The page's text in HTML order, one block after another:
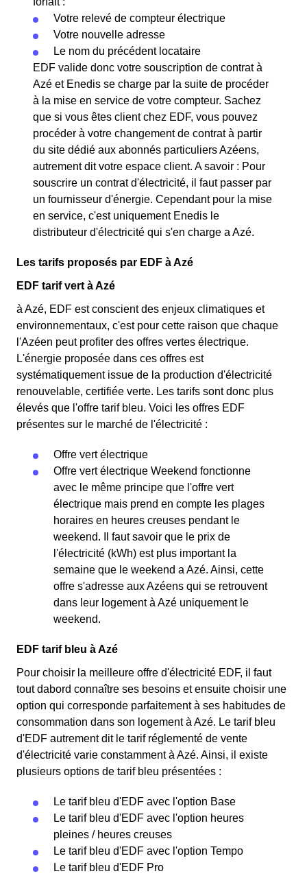
Votre relevé de compteur électrique
Votre nouvelle adresse
Le nom du précédent locataire
EDF valide donc votre souscription de contrat à
Azé et Enedis se charge par la suite de procéder
à la mise en service de votre compteur. Sachez
que si vous êtes client chez EDF, vous pouvez
procéder à votre changement de contrat à partir
du site dédié aux abonnés particuliers Azéens,
autrement dit votre espace client. A savoir : Pour
souscrire un contrat d'électricité, il faut passer par
un fournisseur d'énergie. Cependant pour la mise
en service, c'est uniquement Enedis le
distributeur d'électricité qui s'en charge a Azé.
Les tarifs proposés par EDF à Azé
EDF tarif vert à Azé
à Azé, EDF est conscient des enjeux climatiques et
environnementaux, c'est pour cette raison que chaque
l'Azéen peut profiter des offres vertes électrique.
L'énergie proposée dans ces offres est
systématiquement issue de la production d'électricité
renouvelable, certifiée verte. Les tarifs sont donc plus
élevés que l'offre tarif bleu. Voici les offres EDF
présentes sur le marché de l'électricité :
Offre vert électrique
Offre vert électrique Weekend fonctionne
avec le même principe que l'offre vert
électrique mais prend en compte les plages
horaires en heures creuses pendant le
weekend. Il faut savoir que le prix de
l'électricité (kWh) est plus important la
semaine que le weekend a Azé. Ainsi, cette
offre s'adresse aux Azéens qui se retrouvent
dans leur logement à Azé uniquement le
weekend.
EDF tarif bleu à Azé
Pour choisir la meilleure offre d'électricité EDF, il faut
tout dabord connaître ses besoins et ensuite choisir une
option qui corresponde parfaitement à ses habitudes de
consommation dans son logement à Azé. Le tarif bleu
d'EDF autrement dit le tarif réglementé de vente
d'électricité varie constamment à Azé. Ainsi, il existe
plusieurs options de tarif bleu présentées :
Le tarif bleu d'EDF avec l'option Base
Le tarif bleu d'EDF avec l'option heures
pleines / heures creuses
Le tarif bleu d'EDF avec l'option Tempo
Le tarif bleu d'EDF Pro